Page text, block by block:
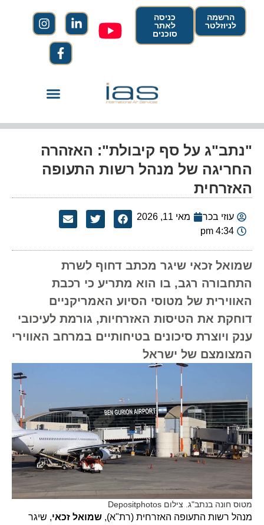
הרשמה
לניוזלטר
כניסה
לאתר
סוכנים
"נתב"ג על סף קיבולת": האזהרה
החריגה של מנהל רשות התעופה
האזרחית
עוזי בכר
מאי 11, 2026
4:34 pm
שמואל זכאי שיגר מכתב דחוף לשרת
התחבורה רגב, בו הוא מתריע כי רכבת
האווירית של מטוסי הסיוע האמריקניים
דוחקת את הטיסות האזרחיות, גורמת לעיכובי
ענק ויוצרת סיכונים בטיחותיים במרחב האווירי
המצומצם של ישראל
מטוס חונה בנתב"ג. צילום Depositphotos
מנהל רשות התעופה האזרחית (רת"א), שמואל זכאי, שיגר